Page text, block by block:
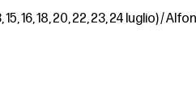
15, 16, 18, 20, 22, 23, 24 luglio) /